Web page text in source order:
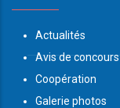
Actualités
Avis de concours
Coopération
Galerie photos